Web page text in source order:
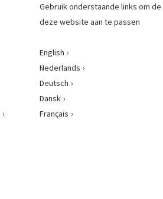
Gebruik onderstaande links om de
deze website aan te passen
English
Nederlands
Deutsch
Dansk
Français